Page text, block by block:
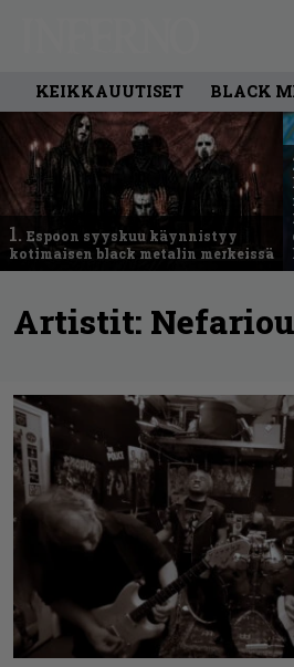
KEIKKAUUTISET BLACK
1. Espoon syyskuu käynnistyy
kotimaisen black metalin merkeissä
Artistit: